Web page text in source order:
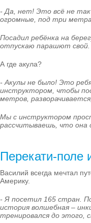
- Да, нет! Это всё не так
огромные, под три
Посадил ребёнка на
отпускаю парашют
А где акула?
- Акулы не было! Это
инструктором, чтобы
метров,
Мы с инструктором
рассчитываешь, что
Перекати-поле
Василий всегда мечтал
Америку.
- Я посетил 165 стран.
история волшебная –
тренировался до этого,